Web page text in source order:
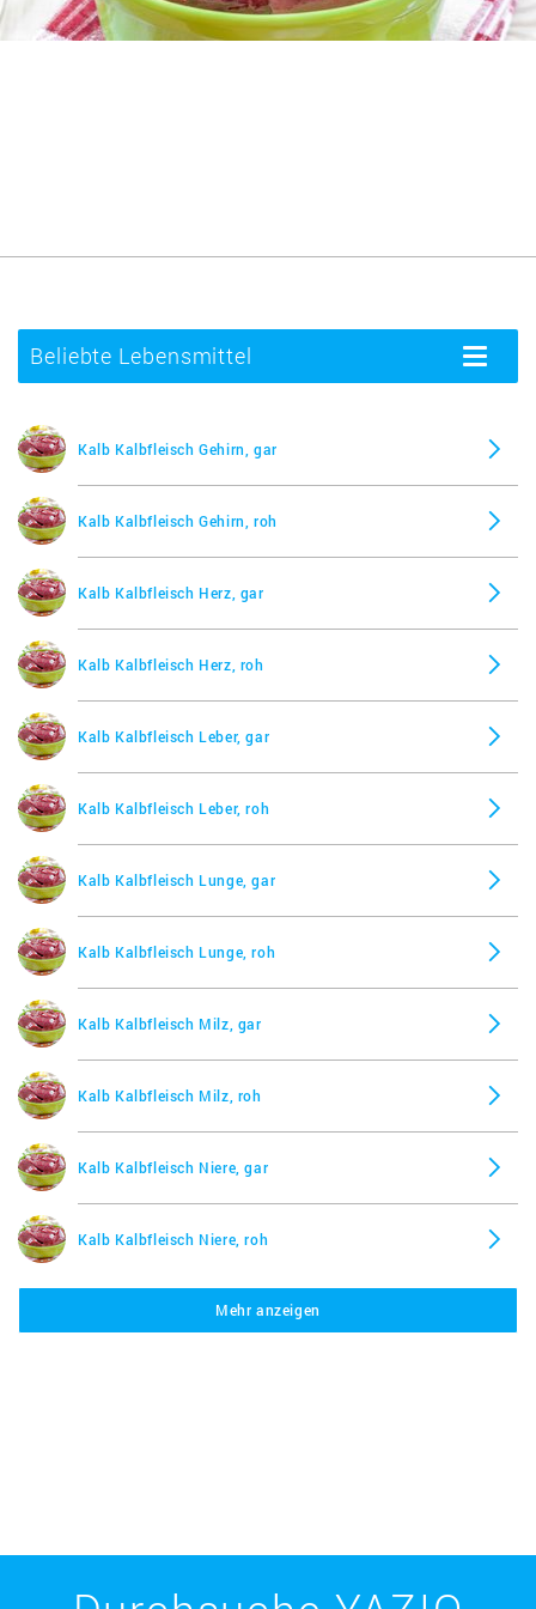
Beliebte Lebensmittel
Toggle
Kalb Kalbfleisch Gehirn, gar
Kalb Kalbfleisch Gehirn, roh
Kalb Kalbfleisch Herz, gar
Kalb Kalbfleisch Herz, roh
Kalb Kalbfleisch Leber, gar
Kalb Kalbfleisch Leber, roh
Kalb Kalbfleisch Lunge, gar
Kalb Kalbfleisch Lunge, roh
Kalb Kalbfleisch Milz, gar
Kalb Kalbfleisch Milz, roh
Kalb Kalbfleisch Niere, gar
Kalb Kalbfleisch Niere, roh
Kalb Kalbfleisch Zunge, gar
Rind, Rindfleisch, Herz, gar
Mehr anzeigen